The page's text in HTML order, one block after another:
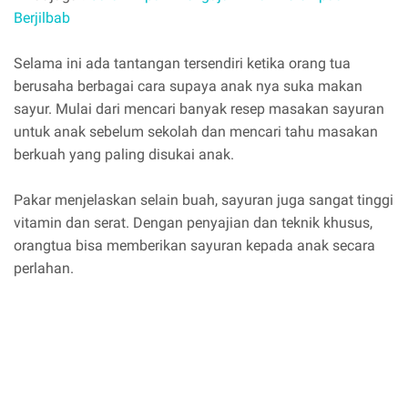
Berjilbab
Selama ini ada tantangan tersendiri ketika orang tua
berusaha berbagai cara supaya anak nya suka makan
sayur. Mulai dari mencari banyak resep masakan sayuran
untuk anak sebelum sekolah dan mencari tahu masakan
berkuah yang paling disukai anak.
Pakar menjelaskan selain buah, sayuran juga sangat tinggi
vitamin dan serat. Dengan penyajian dan teknik khusus,
orangtua bisa memberikan sayuran kepada anak secara
perlahan.